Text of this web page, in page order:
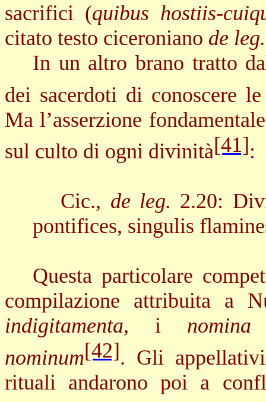
sacrifici (quibus hostiis-
citato testo ciceroniano de
In un altro brano tratto
dei sacerdoti di conoscere
Ma l’asserzione
sul culto di ogni divinità[41]:
Cic., de leg. 2.20:
pontifices, singulis
Questa particolare
compilazione attribuita a
indigitamenta, i
nominum[42]. Gli
rituali andarono poi a